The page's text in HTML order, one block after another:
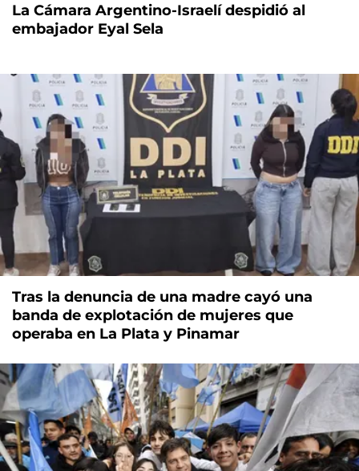
La Cámara Argentino-Israelí despidió al
embajador Eyal Sela
Tras la denuncia de una madre cayó una
banda de explotación de mujeres que
operaba en La Plata y Pinamar